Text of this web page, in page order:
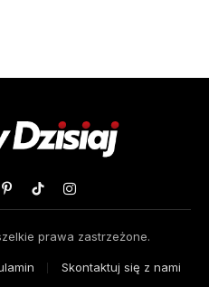
PinterestTikTokInstagram
prawa zastrzeżone.
Skontaktuj się z nami